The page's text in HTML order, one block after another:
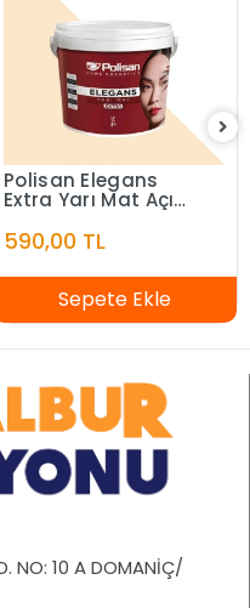
Polisan Elegans
Extra Yarı Mat Açık
590,00 TL
Sepete Ekle
NO: 10 A DOMANİÇ/